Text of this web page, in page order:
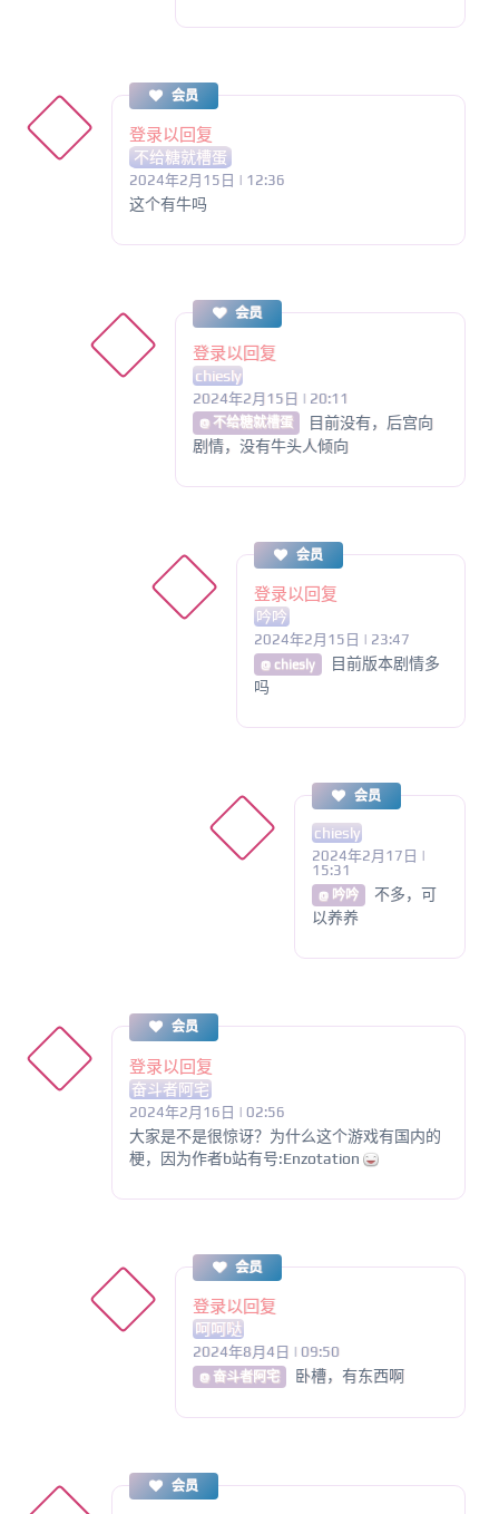
会员
登录以回复
不给糖就槽蛋
2024年2月15日 | 12:36
这个有牛吗
会员
登录以回复
chiesly
2024年2月15日 | 20:11
@ 不给糖就槽蛋
目前没有，后宫向
剧情，没有牛头人倾向
会员
登录以回复
吟吟
2024年2月15日 | 23:47
@ chiesly
目前版本剧情多
吗
会员
chiesly
2024年2月17日 |
15:31
@ 吟吟
不多，可
以养养
会员
登录以回复
奋斗者阿宅
2024年2月16日 | 02:56
大家是不是很惊讶？为什么这个游戏有国内的
梗，因为作者b站有号:Enzotation
会员
登录以回复
呵呵哒
2024年8月4日 | 09:50
@ 奋斗者阿宅 卧槽，有东西啊
会员